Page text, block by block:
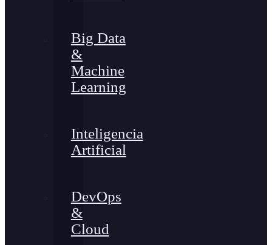
Big Data
&
Machine
Learning
Inteligencia
Artificial
DevOps
&
Cloud